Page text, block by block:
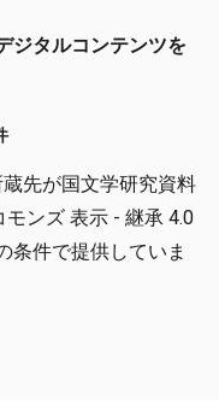
ジタルコンテンツを
先が国文学研究資料
モンズ 表示 - 継承 4.0
条件で提供していま